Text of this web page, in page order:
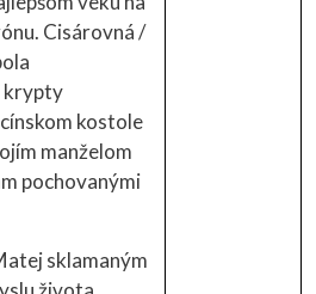
Cisárovná /
krypty
kostole
manželom
pochovanými
sklamaným